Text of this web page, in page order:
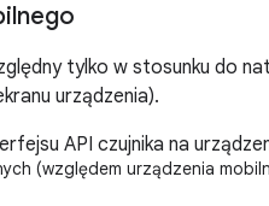
tylko w stosunku do
urządzenia).
(względem urządzenia